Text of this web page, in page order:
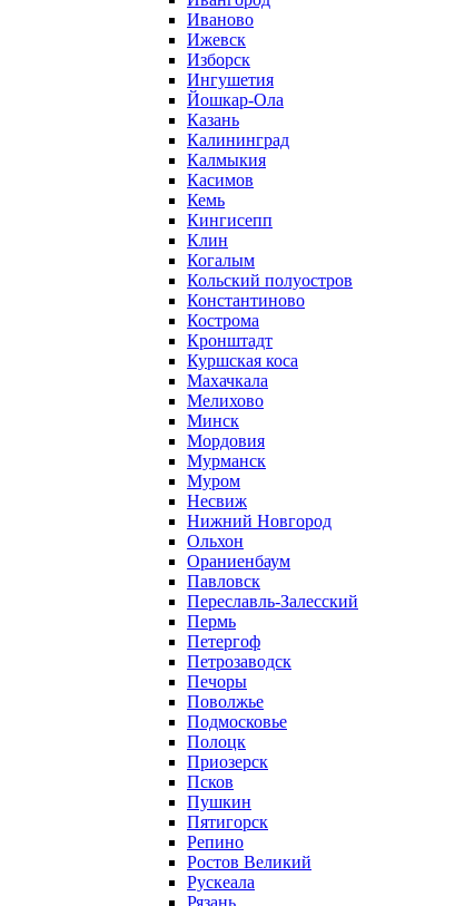
Иваново
Ижевск
Изборск
Ингушетия
Йошкар-Ола
Казань
Калининград
Калмыкия
Касимов
Кемь
Кингисепп
Клин
Когалым
Кольский полуостров
Константиново
Кострома
Кронштадт
Куршская коса
Махачкала
Мелихово
Минск
Мордовия
Мурманск
Муром
Несвиж
Нижний Новгород
Ольхон
Ораниенбаум
Павловск
Переславль-Залесский
Пермь
Петергоф
Петрозаводск
Печоры
Поволжье
Подмосковье
Полоцк
Приозерск
Псков
Пушкин
Пятигорск
Репино
Ростов Великий
Рускеала
Рязань